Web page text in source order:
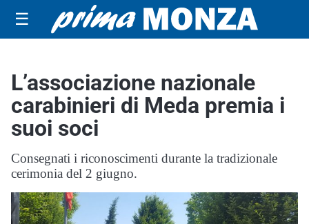
☰
L’associazione nazionale
carabinieri di Meda premia i
suoi soci
Consegnati i riconoscimenti durante la tradizionale
cerimonia del 2 giugno.